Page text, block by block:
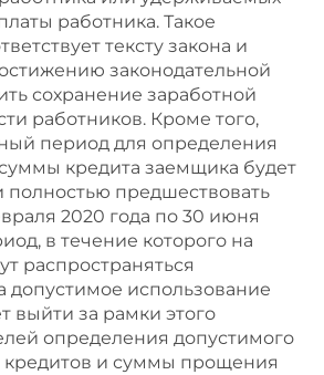
работника. Такое
тексту закона и
законодательной
сохранение заработной
работников. Кроме того,
период для определения
кредита заемщика будет
полностью предшествовать
2020 года по 30 июня
в течение которого на
распространяться
допустимое использование
выйти за рамки этого
определения допустимого
кредитов и суммы прощения